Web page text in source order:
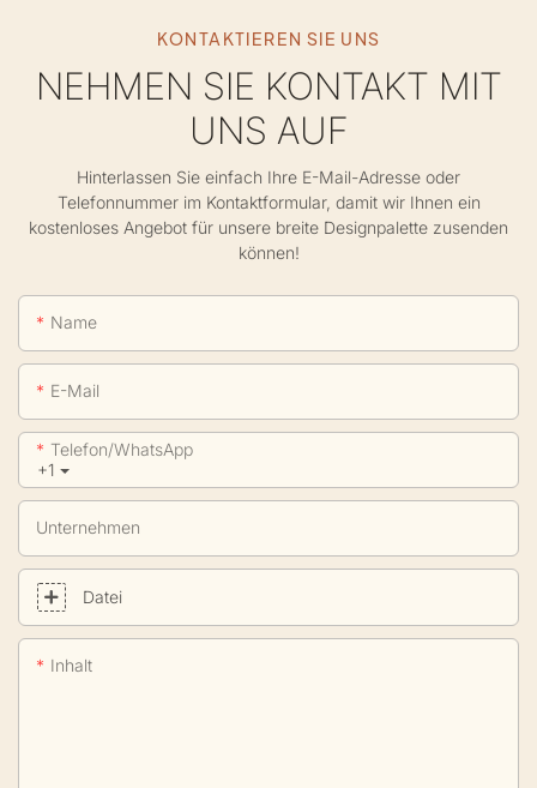
KONTAKTIEREN SIE UNS
NEHMEN SIE KONTAKT MIT
UNS AUF
Hinterlassen Sie einfach Ihre E-Mail-Adresse oder
Telefonnummer im Kontaktformular, damit wir Ihnen ein
kostenloses Angebot für unsere breite Designpalette zusenden
können!
Name
E-Mail
+1
Telefon/WhatsApp
Unternehmen
Datei
Inhalt